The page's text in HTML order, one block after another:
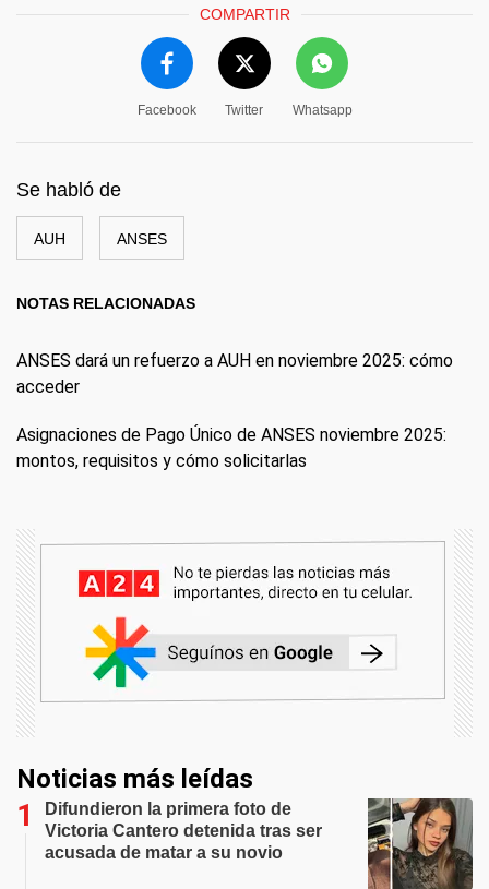
COMPARTIR
Facebook Twitter Whatsapp
Se habló de
AUH ANSES
NOTAS RELACIONADAS
ANSES dará un refuerzo a AUH en noviembre 2025: cómo
acceder
Asignaciones de Pago Único de ANSES noviembre 2025:
montos, requisitos y cómo solicitarlas
Noticias más leídas
Difundieron la primera foto de
Victoria Cantero detenida tras ser
acusada de matar a su novio